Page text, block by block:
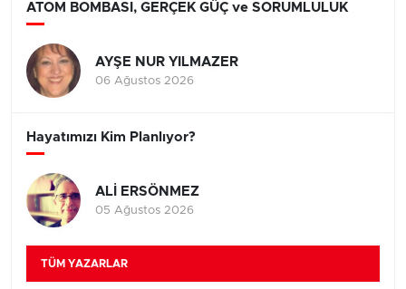
ATOM BOMBASI, GERÇEK GÜÇ ve SORUMLULUK
AYŞE NUR YILMAZER
06 Ağustos 2026
Hayatımızı Kim Planlıyor?
ALİ ERSÖNMEZ
05 Ağustos 2026
TÜM YAZARLAR